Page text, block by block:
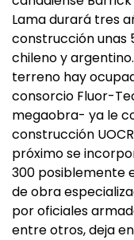
Lama durará tres
construcción unas
chileno y
terreno hay
consorcio Fluor-
megaobra- ya le
construcción
próximo se
300 posiblemente
de obra
por oficiales
entre otros, deja